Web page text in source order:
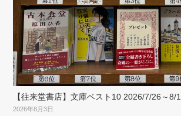
【往来堂書店】文庫ベスト10 2026/7/26～8/1
2026年8月3日